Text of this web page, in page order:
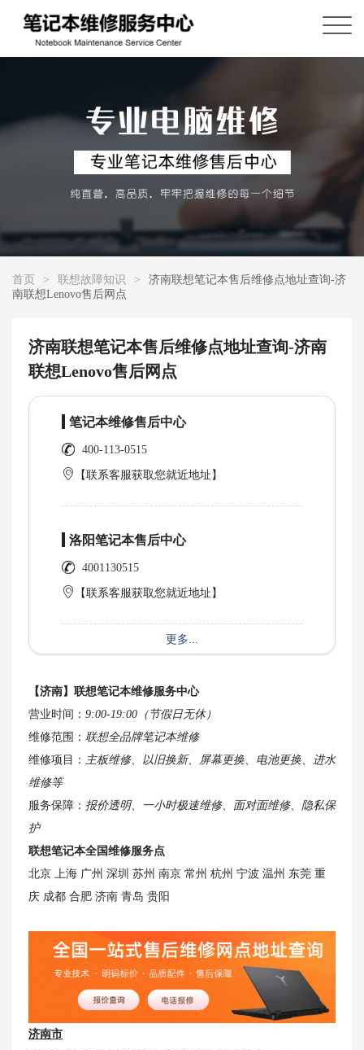
首页 > 联想故障知识 >
济南联想笔记本售后维修点地址查询-济
南联想Lenovo售后网点
济南联想笔记本售后维修点地址查询-济南
联想Lenovo售后网点
笔记本维修售后中心
400-113-0515
【联系客服获取您就近地址】
洛阳笔记本售后中心
4001130515
【联系客服获取您就近地址】
更多...
【济南】联想笔记本维修服务中心
营业时间： 9:00-19:00（节假日无休）
维修范围： 联想全品牌笔记本维修
维修项目： 主板维修、以旧换新、屏幕更换、电池更换、进水
维修等
服务保障： 报价透明、一小时极速维修、面对面维修、隐私保
护
联想笔记本全国维修服务点
北京 上海 广州 深圳 苏州 南京 常州 杭州 宁波 温州 东莞 重
庆 成都 合肥 济南 青岛 贵阳
济南市